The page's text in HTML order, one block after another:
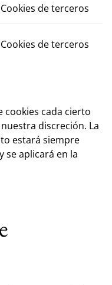
Cookies de terceros
Cookies de terceros
cookies cada cierto
discreción. La
estará siempre
se aplicará en la